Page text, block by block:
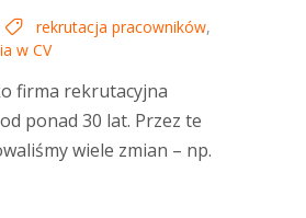
rekrutacja pracowników,
w CV
firma rekrutacyjna
ponad 30 lat. Przez te
wiele zmian – np.